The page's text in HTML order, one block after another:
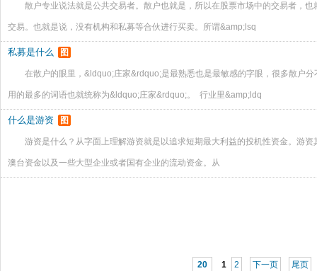
散户专业说法就是公共交易者。散户也就是，所以在股票市场中的交易者，
交易。也就是说，没有机构和私募等合伙进行买卖。所谓&amp;lsq
私募是什么 图
在散户的眼里，&ldquo;庄家&rdquo;是最熟悉也是最敏感的字眼，很多散户
用的最多的词语也就统称为&ldquo;庄家&rdquo;。 行业里&amp;ldq
什么是游资 图
游资是什么？从字面上理解游资就是以追求短期最大利益的投机性资金。游
澳台资金以及一些大型企业或者国有企业的流动资金。从
20 1 2 下一页 尾页